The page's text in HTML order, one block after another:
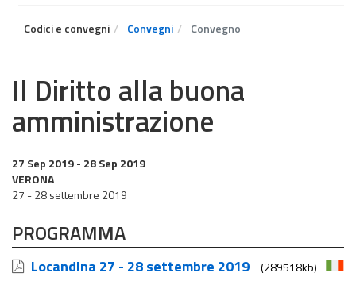
Codici e convegni Convegni Convegno
Il Diritto alla buona
amministrazione
27 Sep 2019- 28 Sep 2019
VERONA
27 - 28 settembre 2019
PROGRAMMA
Locandina 27 - 28 settembre 2019 (289518kb)